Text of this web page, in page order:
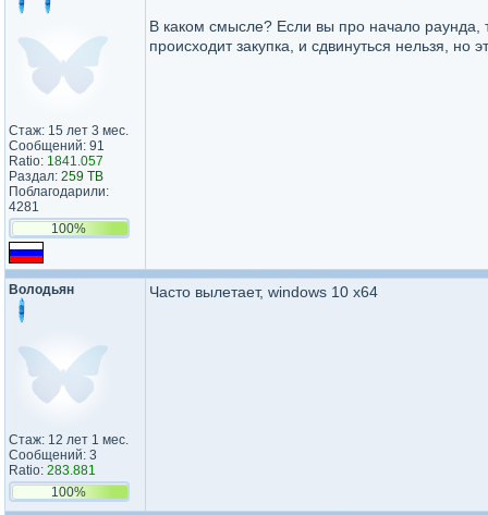
Стаж: 15 лет 3 мес.
Сообщений: 91
Ratio: 1841.057
Раздал: 259 TB
Поблагодарили:
4281
100%
В каком смысле? Если вы про начало раунда,
происходит закупка, и сдвинуться нельзя, но
Володьян
Стаж: 12 лет 1 мес.
Сообщений: 3
Ratio: 283.881
100%
Часто вылетает, windows 10 x64